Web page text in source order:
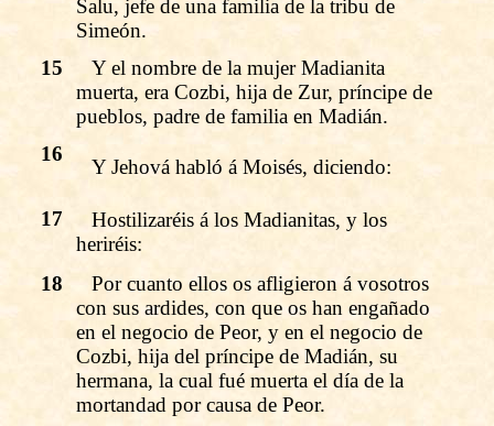
Salu, jefe de una familia de la tribu de
Simeón.
15
Y el nombre de la mujer Madianita
muerta, era Cozbi, hija de Zur, príncipe de
pueblos, padre de familia en Madián.
16
Y Jehová habló á Moisés, diciendo:
17
Hostilizaréis á los Madianitas, y los
heriréis:
18
Por cuanto ellos os afligieron á vosotros
con sus ardides, con que os han engañado
en el negocio de Peor, y en el negocio de
Cozbi, hija del príncipe de Madián, su
hermana, la cual fué muerta el día de la
mortandad por causa de Peor.